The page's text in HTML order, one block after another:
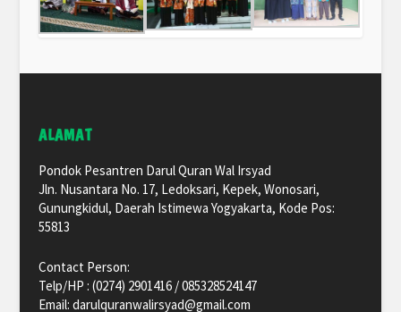
ALAMAT
Pondok Pesantren Darul Quran Wal Irsyad
Jln. Nusantara No. 17, Ledoksari, Kepek, Wonosari,
Gunungkidul, Daerah Istimewa Yogyakarta, Kode Pos:
55813
Contact Person:
Telp/HP : (0274) 2901416 / 085328524147
Email: darulquranwalirsyad@gmail.com